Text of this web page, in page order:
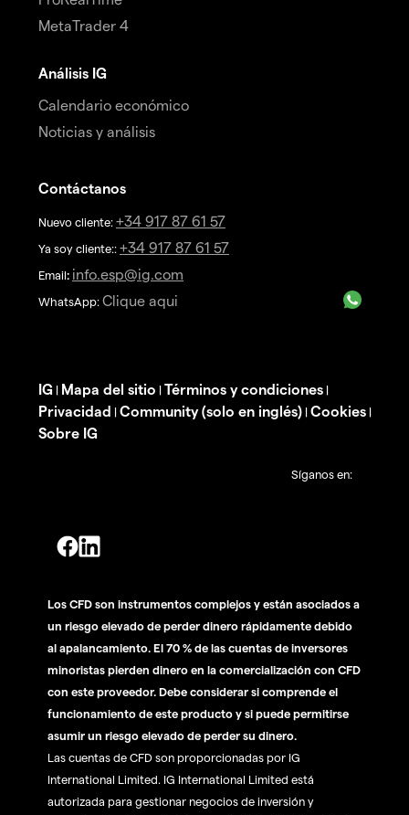
MetaTrader 4
Análisis IG
Calendario económico
Noticias y análisis
Contáctanos
Nuevo cliente: +34 917 87 61 57
Ya soy cliente:: +34 917 87 61 57
Email: info.esp@ig.com
WhatsApp: Clique aqui
IG | Mapa del sitio | Términos y condiciones |
Privacidad | Community (solo en inglés) | Cookies |
Sobre IG
Síganos en:
Los CFD son instrumentos complejos y están asociados a
un riesgo elevado de perder dinero rápidamente debido
al apalancamiento. El 70 % de las cuentas de inversores
minoristas pierden dinero en la comercialización con CFD
con este proveedor. Debe considerar si comprende el
funcionamiento de este producto y si puede permitirse
asumir un riesgo elevado de perder su dinero.
Las cuentas de CFD son proporcionadas por IG
International Limited. IG International Limited está
autorizada para gestionar negocios de inversión y